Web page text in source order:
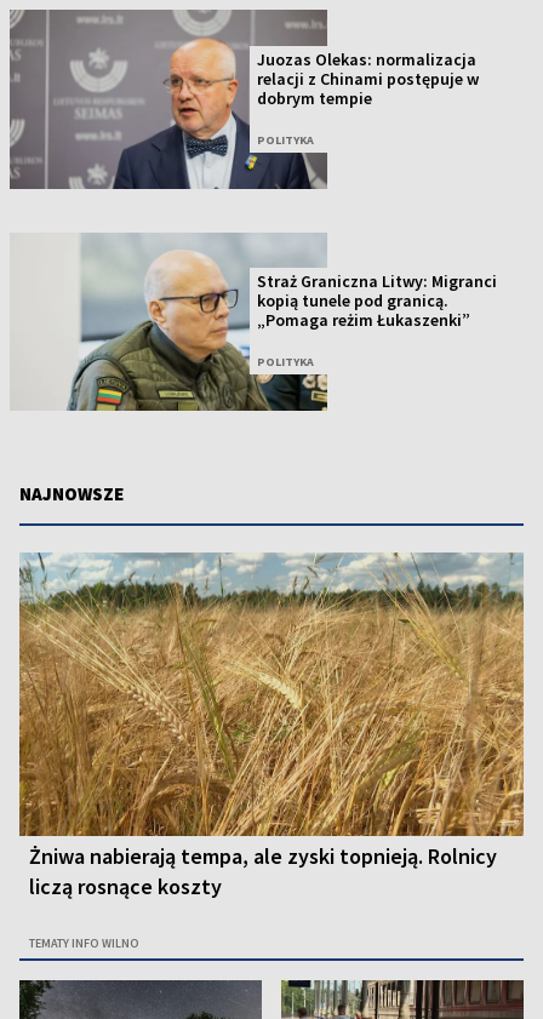
Juozas Olekas: normalizacja
relacji z Chinami postępuje w
dobrym tempie
POLITYKA
Straż Graniczna Litwy: Migranci
kopią tunele pod granicą.
„Pomaga reżim Łukaszenki”
POLITYKA
NAJNOWSZE
Żniwa nabierają tempa, ale zyski topnieją. Rolnicy
liczą rosnące koszty
TEMATY INFO WILNO